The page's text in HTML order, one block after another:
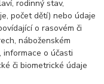
rodinný stav,
počet dětí) nebo údaje
o rasovém či
náboženském
informace o účasti
či biometrické údaje